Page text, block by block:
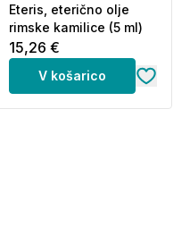
Eteris, eterično olje
rimske kamilice (5 ml)
15,26 €
V košarico